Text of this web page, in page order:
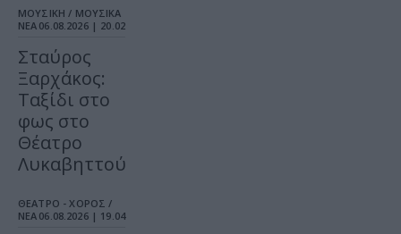
ΜΟΥΣΙΚΗ / ΜΟΥΣΙΚΑ
ΝΕΑ 06.08.2026 | 20.02
Σταύρος
Ξαρχάκος:
Ταξίδι στο
φως στο
Θέατρο
Λυκαβηττού
ΘΕΑΤΡΟ - ΧΟΡΟΣ /
ΝΕΑ 06.08.2026 | 19.04